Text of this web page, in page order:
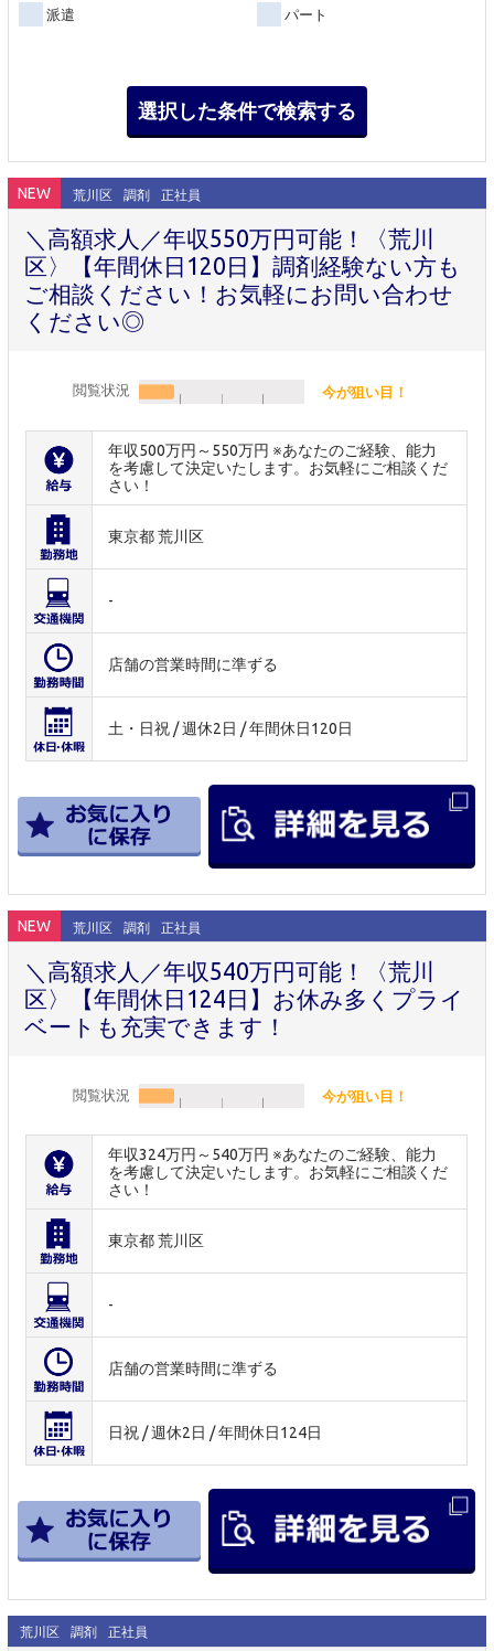
派遣 パート
NEW 荒川区 調剤 正社員
＼高額求人／年収550万円可能！〈荒川
区〉【年間休日120日】調剤経験ない方も
ご相談ください！お気軽にお問い合わせ
ください◎
閲覧状況 今が狙い目！
年収500万円～550万円 ※あなたのご経験、能力
を考慮して決定いたします。お気軽にご相談くだ
さい！
東京都 荒川区
-
店舗の営業時間に準ずる
土・日祝 / 週休2日 / 年間休日120日
NEW 荒川区 調剤 正社員
＼高額求人／年収540万円可能！〈荒川
区〉【年間休日124日】お休み多くプライ
ベートも充実できます！
閲覧状況 今が狙い目！
年収324万円～540万円 ※あなたのご経験、能力
を考慮して決定いたします。お気軽にご相談くだ
さい！
東京都 荒川区
-
店舗の営業時間に準ずる
日祝 / 週休2日 / 年間休日124日
荒川区 調剤 正社員